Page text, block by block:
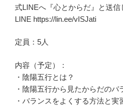
式LINEへ『心とからだ』と送信
LINE https://lin.ee/vISJati
定員：5人
内容（予定）：
・陰陽五行とは？
・陰陽五行から見たからだのバ
・バランスをよくする方法と実